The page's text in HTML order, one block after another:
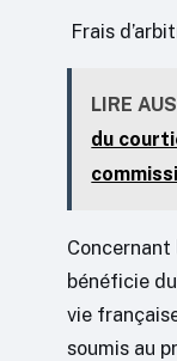
Frais
LIRE
du
bénéficie
vie
soumis au